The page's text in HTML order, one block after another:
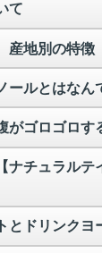
て
産地別の特徴
ールとはなん
がゴロゴロす
ナチュラルテ
とドリンクヨ